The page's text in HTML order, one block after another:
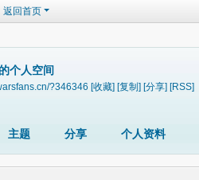
返回首页
个人空间
?346346 [收藏] [复制] [分享] [RSS]
主题 分享 个人资料